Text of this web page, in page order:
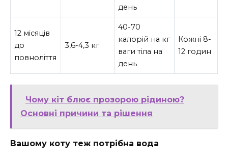
день
12 місяців
до
повноліття
3,6-4,3 кг
40-70
калорій на кг
ваги тіла на
день
Кожні 8-
12 годин
Чому кіт блює прозорою рідиною?
Основні причини та рішення
Вашому коту теж потрібна вода